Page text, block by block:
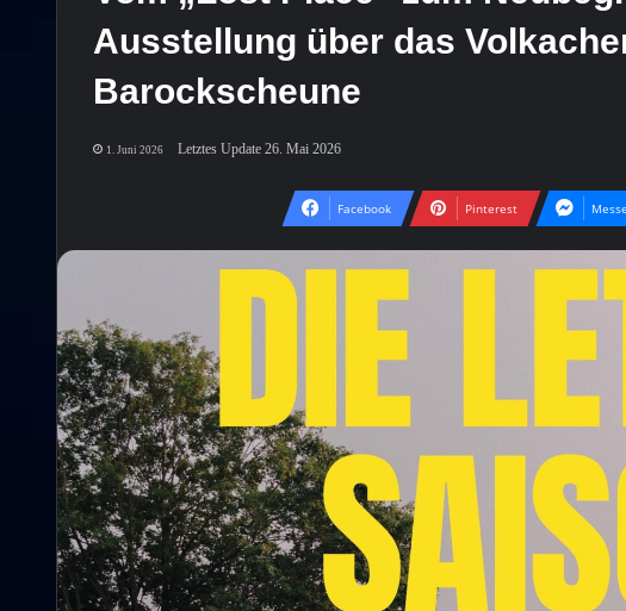
Ausstellung über das
Barockscheune
1. Juni 2026 Letztes Update 26. Mai 2026
Facebook Pinterest